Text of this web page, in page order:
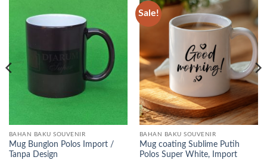
BAHAN BAKU SOUVENIR
Mug Bunglon Polos Import /
Tanpa Design
Sale!
BAHAN BAKU SOUVENIR
Mug coating Sublime Putih
Polos Super White, Import